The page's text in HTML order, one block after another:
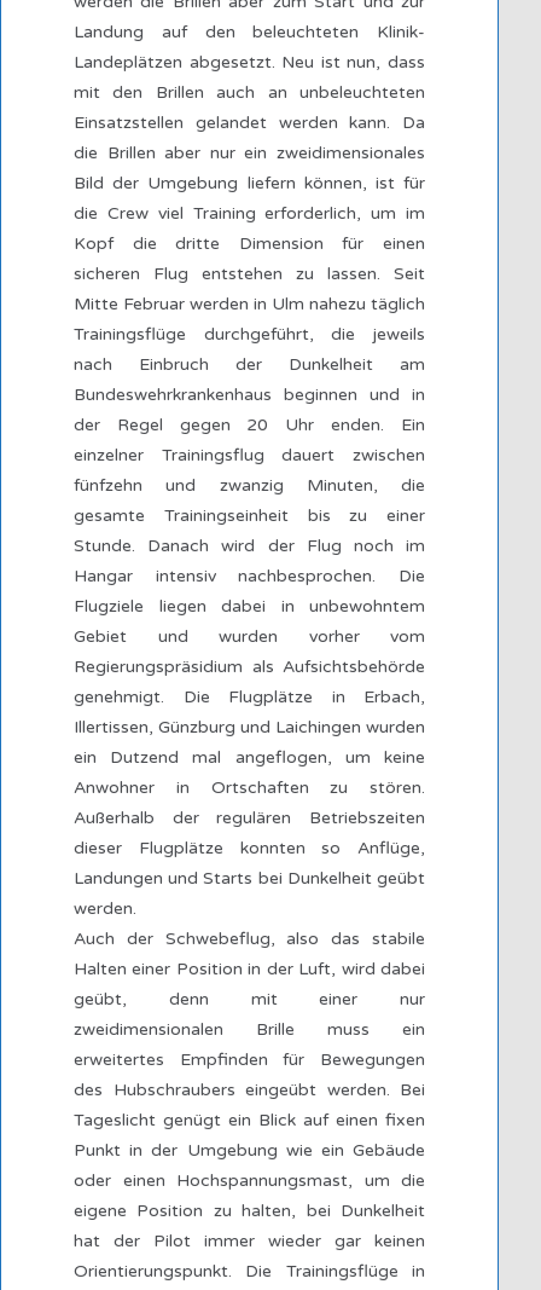
Landung auf den beleuchteten Klinik-
Landeplätzen abgesetzt. Neu ist nun, dass
mit den Brillen auch an unbeleuchteten
Einsatzstellen gelandet werden kann. Da
die Brillen aber nur ein zweidimensionales
Bild der Umgebung liefern können, ist für
die Crew viel Training erforderlich, um im
Kopf die dritte Dimension für einen
sicheren Flug entstehen zu lassen. Seit
Mitte Februar werden in Ulm nahezu täglich
Trainingsflüge durchgeführt, die jeweils
nach Einbruch der Dunkelheit am
Bundeswehrkrankenhaus beginnen und in
der Regel gegen 20 Uhr enden. Ein
einzelner Trainingsflug dauert zwischen
fünfzehn und zwanzig Minuten, die
gesamte Trainingseinheit bis zu einer
Stunde. Danach wird der Flug noch im
Hangar intensiv nachbesprochen. Die
Flugziele liegen dabei in unbewohntem
Gebiet und wurden vorher vom
Regierungspräsidium als Aufsichtsbehörde
genehmigt. Die Flugplätze in Erbach,
Illertissen, Günzburg und Laichingen wurden
ein Dutzend mal angeflogen, um keine
Anwohner in Ortschaften zu stören.
Außerhalb der regulären Betriebszeiten
dieser Flugplätze konnten so Anflüge,
Landungen und Starts bei Dunkelheit geübt
werden.
Auch der Schwebeflug, also das stabile
Halten einer Position in der Luft, wird dabei
geübt, denn mit einer nur
zweidimensionalen Brille muss ein
erweitertes Empfinden für Bewegungen
des Hubschraubers eingeübt werden. Bei
Tageslicht genügt ein Blick auf einen fixen
Punkt in der Umgebung wie ein Gebäude
oder einen Hochspannungsmast, um die
eigene Position zu halten, bei Dunkelheit
hat der Pilot immer wieder gar keinen
Orientierungspunkt. Die Trainingsflüge in